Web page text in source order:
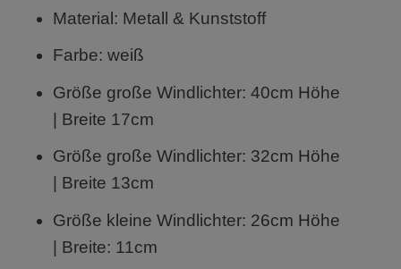
Material: Metall & Kunststoff
Farbe: weiß
Größe große Windlichter: 40cm Höhe
| Breite 17cm
Größe große Windlichter: 32cm Höhe
| Breite 13cm
Größe kleine Windlichter: 26cm Höhe
| Breite: 11cm